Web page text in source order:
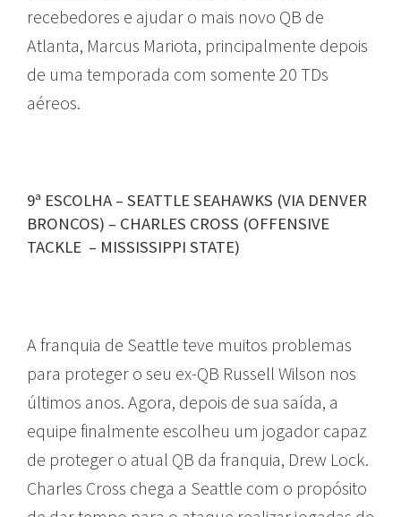
recebedores e ajudar o mais novo QB de
Atlanta, Marcus Mariota, principalmente depois
de uma temporada com somente 20 TDs
aéreos.
9ª ESCOLHA – SEATTLE SEAHAWKS (VIA DENVER
BRONCOS) – CHARLES CROSS (OFFENSIVE
TACKLE – MISSISSIPPI STATE)
A franquia de Seattle teve muitos problemas
para proteger o seu ex-QB Russell Wilson nos
últimos anos. Agora, depois de sua saída, a
equipe finalmente escolheu um jogador capaz
de proteger o atual QB da franquia, Drew Lock.
Charles Cross chega a Seattle com o propósito